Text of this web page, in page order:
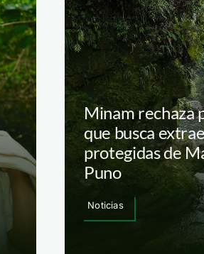
Minam rechaza
que busca
protegidas de
Puno
Noticias